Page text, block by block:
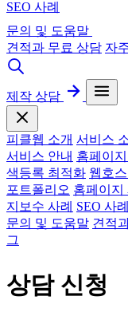
SEO 사례
문의 및 도움말
견적과 무료 상담 자
제작 상담
피클웹 소개 서비스
서비스 안내 홈페이
색등록 최적화 웹호
포트폴리오 홈페이지
지보수 사례 SEO 사례
문의 및 도움말 견적
그
상담 신청